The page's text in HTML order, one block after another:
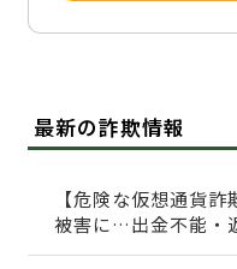
最新の詐欺情報
【危険な仮想通貨
被害に…出金不能・